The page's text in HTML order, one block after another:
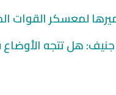
لمعسكر القوات
هل تتجه الأوضاع